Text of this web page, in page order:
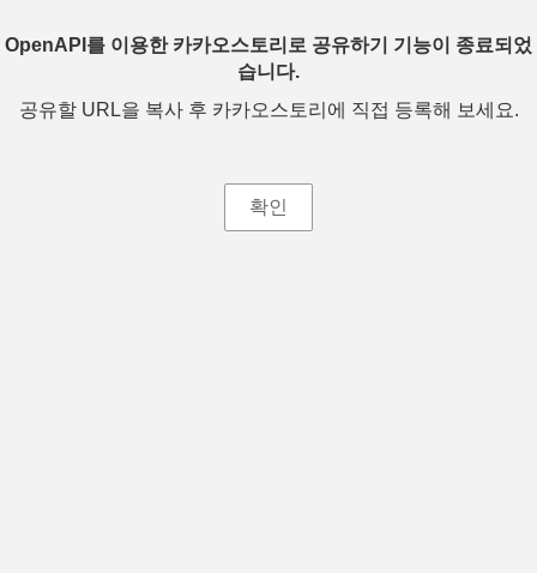
OpenAPI를 이용한 카카오스토리로 공유하기 기능이 종료되었
습니다.
공유할 URL을 복사 후 카카오스토리에 직접 등록해 보세요.
확인